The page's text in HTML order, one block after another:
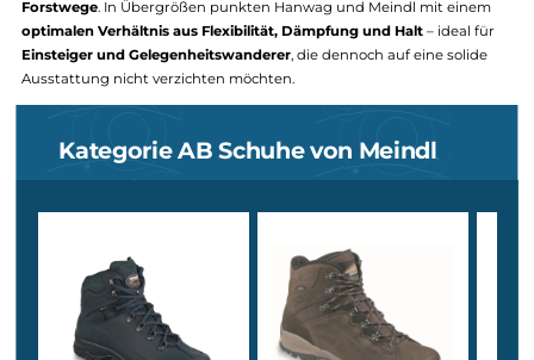
Kategorie AB – Wanderschuhe für einfache
Wanderungab – perfekt für flache Mittelgebirgsrouten oder
Forstwege
. In Übergrößen punkten Hanwag und Meindl mit
optimalen Verhältnis aus Flexibilität, Dämpfung und Halt
Einsteiger und Gelegenheitswanderer, die dennoch auf eine